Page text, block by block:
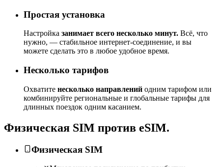
Простая установка
Настройка занимает всего несколько минут. Всё, что
нужно, — стабильное интернет-соединение, и вы
можете сделать это в любое удобное время.
Несколько тарифов
Охватите несколько направлений одним тарифом или
комбинируйте региональные и глобальные тарифы для
длинных поездок одним касанием.
Физическая SIM против eSIM.
Физическая SIM